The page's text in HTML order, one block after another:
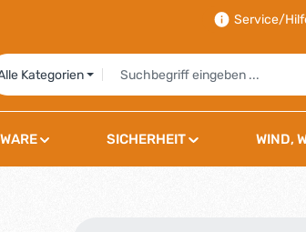
Service/
Kategorien
SICHERHEIT WIND,